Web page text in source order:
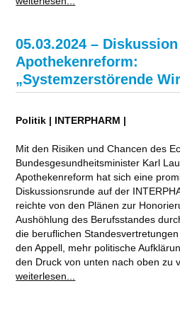
05.03.2024 –
Apothekenreform:
„Systemzerstörende
Politik | INTERPHARM |
Mit den Risiken und Chancen des
Bundesgesundheitsminister Karl
Apothekenreform hat sich eine
Diskussionsrunde auf der
reichte von den Plänen zur
Aushöhlung des Berufsstandes
die beruflichen
den Appell, mehr politische
den Druck von unten nach oben zu
weiterlesen...